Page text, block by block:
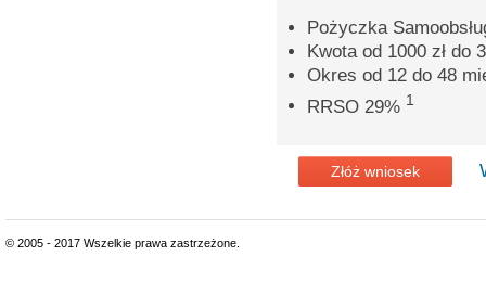
Pożyczka
Kwota od 1000 zł do
Okres od 12 do 48
RRSO 29% 1
Złóż wniosek
© 2005 - 2017 Wszelkie prawa zastrzeżone.